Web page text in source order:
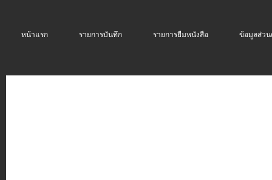
หน้าแรก รายการบันทึก รายการยืมหนังสือ ข้อมูลส่ว